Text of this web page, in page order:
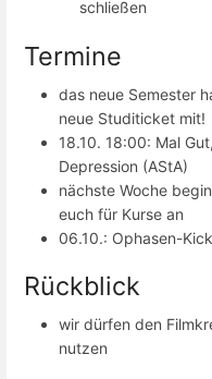
schließen
Termine
das neue Semester
neue Studiticket mit!
18.10. 18:00: Mal
Depression (AStA)
nächste Woche
euch für Kurse an
06.10.: Ophasen-
Rückblick
wir dürfen den
nutzen